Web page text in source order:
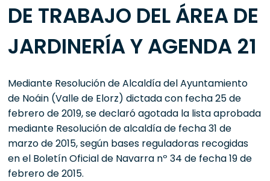
DE TRABAJO DEL ÁREA DE
JARDINERÍA Y AGENDA 21
Mediante Resolución de Alcaldía del Ayuntamiento
de Noáin (Valle de Elorz) dictada con fecha 25 de
febrero de 2019, se declaró agotada la lista aprobada
mediante Resolución de alcaldía de fecha 31 de
marzo de 2015, según bases reguladoras recogidas
en el Boletín Oficial de Navarra nº 34 de fecha 19 de
febrero de 2015.